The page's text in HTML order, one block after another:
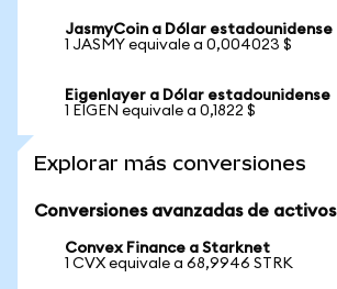
JasmyCoin a Dólar estadounidense
1 JASMY equivale a 0,004023 $
Eigenlayer a Dólar estadounidense
1 EIGEN equivale a 0,1822 $
Explorar más conversiones
Conversiones avanzadas de activos
Convex Finance a Starknet
1 CVX equivale a 68,9946 STRK